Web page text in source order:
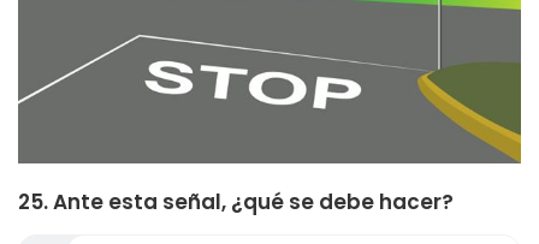
25. Ante esta señal, ¿qué se debe hacer?